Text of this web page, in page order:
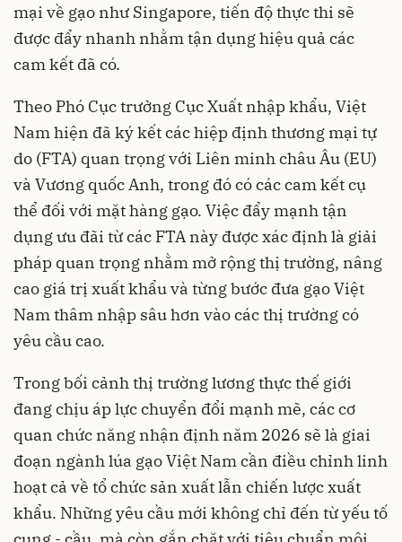
mại về gạo như Singapore, tiến độ thực thi sẽ
được đẩy nhanh nhằm tận dụng hiệu quả các
cam kết đã có.
Theo Phó Cục trưởng Cục Xuất nhập khẩu, Việt
Nam hiện đã ký kết các hiệp định thương mại tự
do (FTA) quan trọng với Liên minh châu Âu (EU)
và Vương quốc Anh, trong đó có các cam kết cụ
thể đối với mặt hàng gạo. Việc đẩy mạnh tận
dụng ưu đãi từ các FTA này được xác định là giải
pháp quan trọng nhằm mở rộng thị trường, nâng
cao giá trị xuất khẩu và từng bước đưa gạo Việt
Nam thâm nhập sâu hơn vào các thị trường có
yêu cầu cao.
Trong bối cảnh thị trường lương thực thế giới
đang chịu áp lực chuyển đổi mạnh mẽ, các cơ
quan chức năng nhận định năm 2026 sẽ là giai
đoạn ngành lúa gạo Việt Nam cần điều chỉnh linh
hoạt cả về tổ chức sản xuất lẫn chiến lược xuất
khẩu. Những yêu cầu mới không chỉ đến từ yếu tố